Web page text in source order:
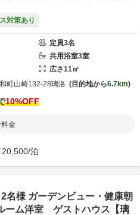
対策あり
定員3名
共用浴室3室
広さ11㎡
町山崎132-28璃洛 目的地から6.7km
10%OFF
金
20,500/泊
2名様 ガーデンビュー・健康朝
ーム洋室 ゲストハウス【璃